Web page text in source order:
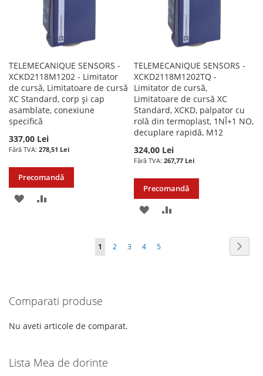
TELEMECANIQUE SENSORS -
XCKD2118M1202 - Limitator
de cursă, Limitatoare de cursă
XC Standard, corp și cap
asamblate, conexiune
specifică
337,00 Lei
278,51 Lei
Precomandă
ADAUGATI
COMPARARE
TELEMECANIQUE SENSORS -
XCKD2118M1202TQ -
Limitator de cursă,
Limitatoare de cursă XC
Standard, XCKD, palpator cu
rolă din termoplast, 1NÎ+1 NO,
decuplare rapidă, M12
324,00 Lei
267,77 Lei
Precomandă
ADAUGATI
LISTA
Pagina
în
cititi
1 Pagina
2 Pagina
3 Pagina
4 Pagina
5
Comparati produse
Nu aveti articole de comparat.
Lista Mea de dorinte